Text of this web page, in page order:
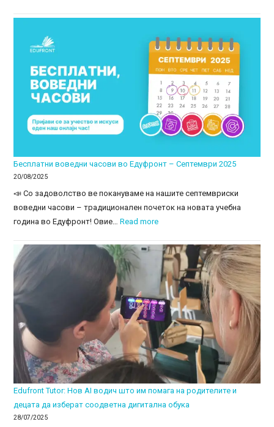
Инспирации
екраните
Моника
Златановска
Бесплатни воведни часови во Едуфронт – Септември 2025
20/08/2025
📣 Со задоволство ве покануваме на нашите септемвриски
воведни часови – традиционален почеток на новата учебна
година во Едуфронт! Овие…Read more:
воведни
часови
во
Едуфронт
–
Септември
2025
Edufront Tutor: Нов AI водич што им помага на родителите и
децата да изберат соодветна дигитална обука
28/07/2025